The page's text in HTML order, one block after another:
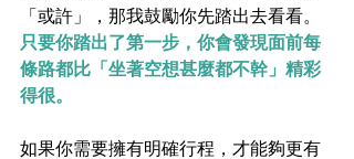
「或許」，那我鼓勵你先踏出去看看。
只要你踏出了第一步，你會發現面前每
條路都比「坐著空想甚麼都不幹」精彩
得很。
如果你需要擁有明確行程，才能夠更有